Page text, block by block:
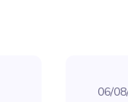
06/